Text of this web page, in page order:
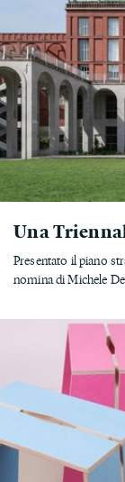
Una
Presentato il piano
nomina di Michele